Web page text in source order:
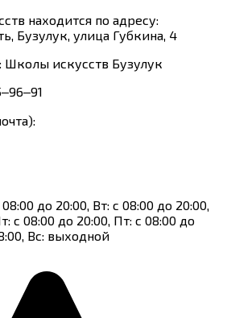
находится по адресу:
Бузулук, улица Губкина, 4
Школы искусств Бузулук
до 20:00, Вт: с 08:00 до 20:00,
с 08:00 до 20:00, Пт: с 08:00 до
Вс: выходной